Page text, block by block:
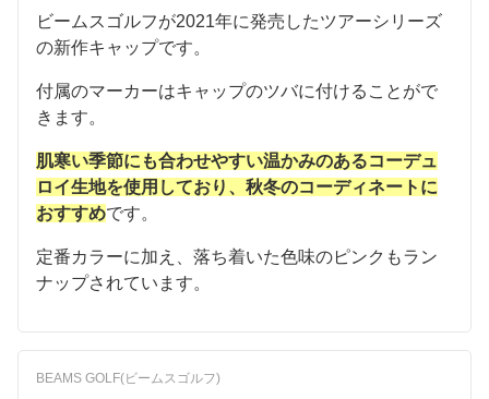
ビームスゴルフが2021年に発売したツアーシリーズ
の新作キャップです。
付属のマーカーはキャップのツバに付けることがで
きます。
肌寒い季節にも合わせやすい温かみのあるコーデュ
ロイ生地を使用しており、秋冬のコーディネートに
おすすめです。
定番カラーに加え、落ち着いた色味のピンクもラン
ナップされています。
BEAMS GOLF(ビームスゴルフ)